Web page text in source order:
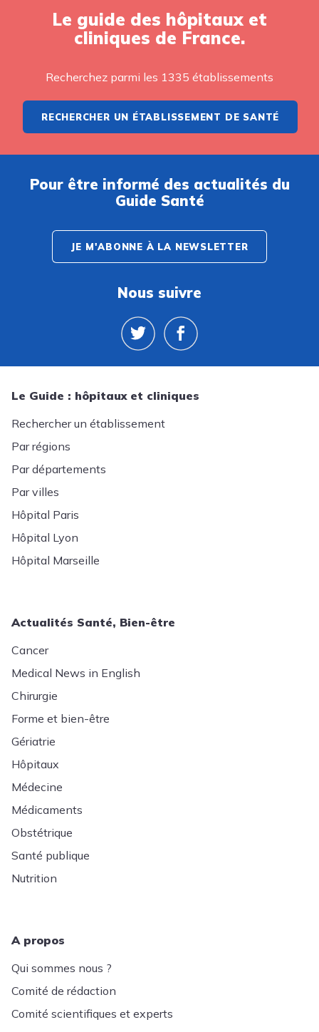
Le guide des hôpitaux et
cliniques de France.
Recherchez parmi les 1335 établissements
RECHERCHER UN ÉTABLISSEMENT DE SANTÉ
Pour être informé des actualités du
Guide Santé
JE M'ABONNE À LA NEWSLETTER
Nous suivre
Le Guide : hôpitaux et cliniques
Rechercher un établissement
Par régions
Par départements
Par villes
Hôpital Paris
Hôpital Lyon
Hôpital Marseille
Actualités Santé, Bien-être
Cancer
Medical News in English
Chirurgie
Forme et bien-être
Gériatrie
Hôpitaux
Médecine
Médicaments
Obstétrique
Santé publique
Nutrition
A propos
Qui sommes nous ?
Comité de rédaction
Comité scientifiques et experts